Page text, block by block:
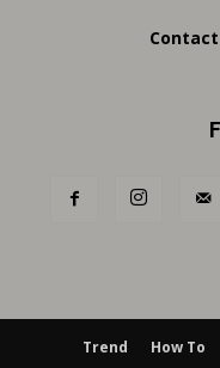
Trend How To